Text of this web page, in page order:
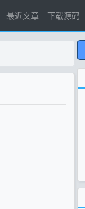
最近文章 下载源码